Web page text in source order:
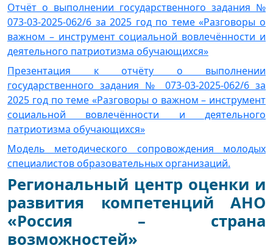
Отчёт о выполнении государственного задания №
073-03-2025-062/6 за 2025 год по теме «Разговоры о
важном – инструмент социальной вовлечённости и
деятельного патриотизма обучающихся»
Презентация к отчёту о выполнении
государственного задания № 073-03-2025-062/6 за
2025 год по теме «Разговоры о важном – инструмент
социальной вовлечённости и деятельного
патриотизма обучающихся»
Модель методического сопровождения молодых
специалистов образовательных организаций.
Региональный центр оценки и
развития компетенций АНО
«Россия – страна
возможностей»